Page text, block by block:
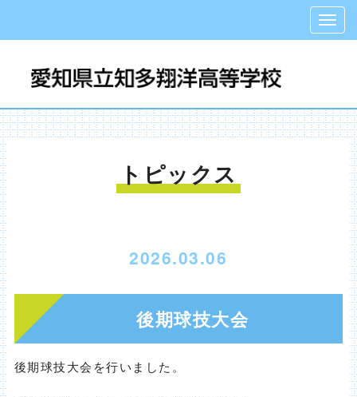
トピックス
2026.03.06
後期球技大会
後期球技大会を行いました。